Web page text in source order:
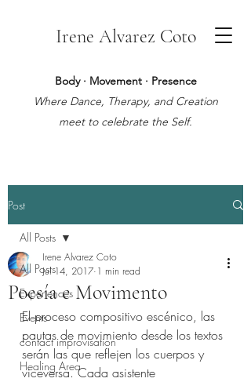
Irene Alvarez Coto
Body · Movement · Presence
Where Dance, Therapy, and Creation
meet to celebrate the Self.
Post
All Posts
Experiences
Events
contact improvisation
Healing Area
All Posts
Poesía e Movimento
Irene Alvarez Coto
Jul 14, 2017 1 min read
El proceso compositivo escénico, las
pautas de movimiento desde los textos
serán las que reflejen los cuerpos y
viceversa. Cada asistente